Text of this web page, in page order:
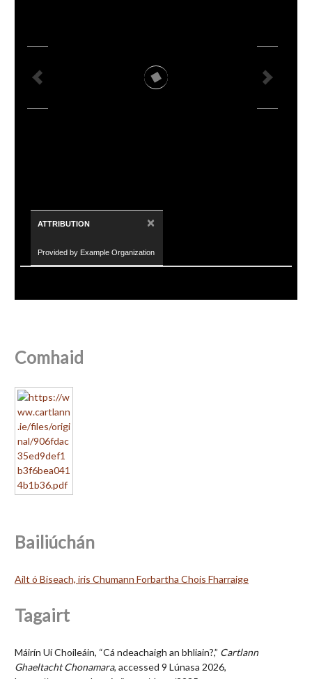
ATTRIBUTION ×
Provided by Example Organization
Comhaid
Bailiúchán
Ailt ó Biseach, iris Chumann Forbartha Chois Fharraige
Tagairt
Máirín Uí Choileáin, “Cá ndeachaigh an bhliain?,” Cartlann
Ghaeltacht Chonamara, accessed 9 Lúnasa 2026,